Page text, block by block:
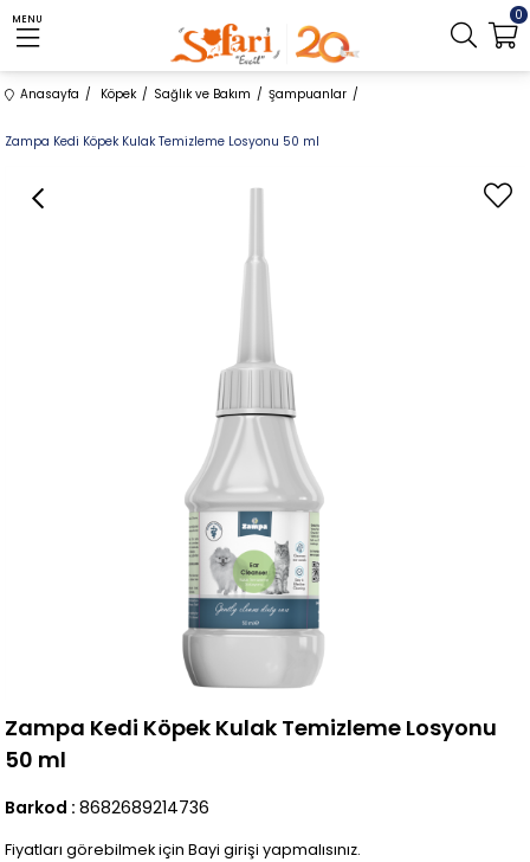
MENU 0
Anasayfa Köpek Sağlık ve Bakım Şampuanlar
Zampa Kedi Köpek Kulak Temizleme Losyonu 50 ml
Zampa Kedi Köpek Kulak Temizleme Losyonu
50 ml
Barkod : 8682689214736
Fiyatları görebilmek için Bayi girişi yapmalısınız.